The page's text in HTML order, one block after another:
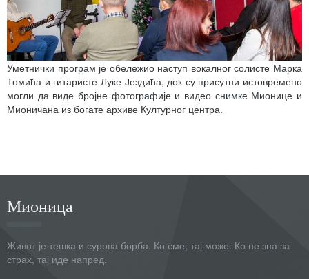
Уметнички програм је обележио наступ вокалног солисте Марка
Томића и гитаристе Луке Јездића, док су присутни истовремено
могли да виде бројне фотографије и видео снимке Мионице и
Мионичана из богате архиве Културног центра.
Мионица
Живот је тешка и сурова борба. Ко сме, тај може. Ко не зна за
страх, тај иде напред.